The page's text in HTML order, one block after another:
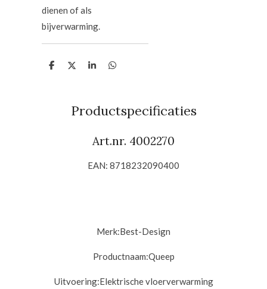
dienen of als
bijverwarming.
D
D
S
D
Productspecificaties
Art.nr. 4002270
EAN: 8718232090400
Merk:Best-Design
Productnaam:Queep
Uitvoering:Elektrische vloerverwarming